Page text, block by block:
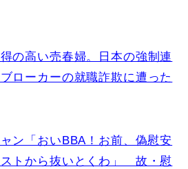
の高い売春婦。日本の強制連
ローカーの就職詐欺に遭った
ン「おいBBA！お前、偽慰安
トから抜いとくわ」 故・慰